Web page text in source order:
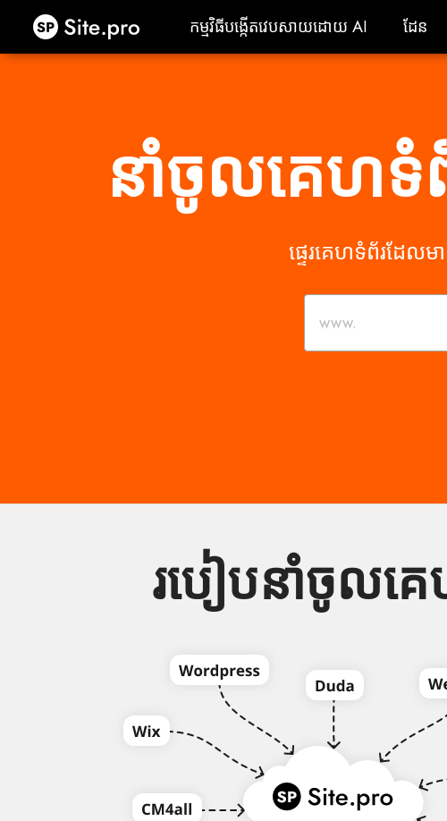
Site.pro កម្មវិធីបង្កើតវេបសាយដោយ AI
កម្មវិធីបង្កើតវេបសាយដោយ AI ដែន
ដែន
នាំចូលគេហ
ផ្ទេរគេហទំព័រដែល
របៀបនាំចូលគ